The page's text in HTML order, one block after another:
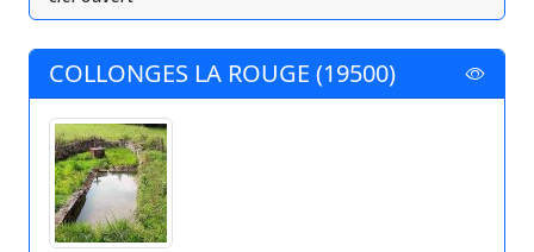
COLLONGES LA ROUGE (19500)